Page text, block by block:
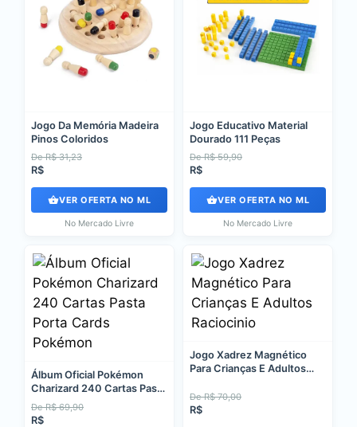
Jogo Da Memória Madeira
Pinos Coloridos
De R$ 31,23
R$
VER OFERTA NO ML
No Mercado Livre
Jogo Educativo Material
Dourado 111 Peças
De R$ 59,90
R$
VER OFERTA NO ML
No Mercado Livre
Álbum Oficial Pokémon
Charizard 240 Cartas Pasta
Porta Cards Pokémon
De R$ 69,90
R$
Jogo Xadrez Magnético
Para Crianças E Adultos
De R$ 70,00
R$